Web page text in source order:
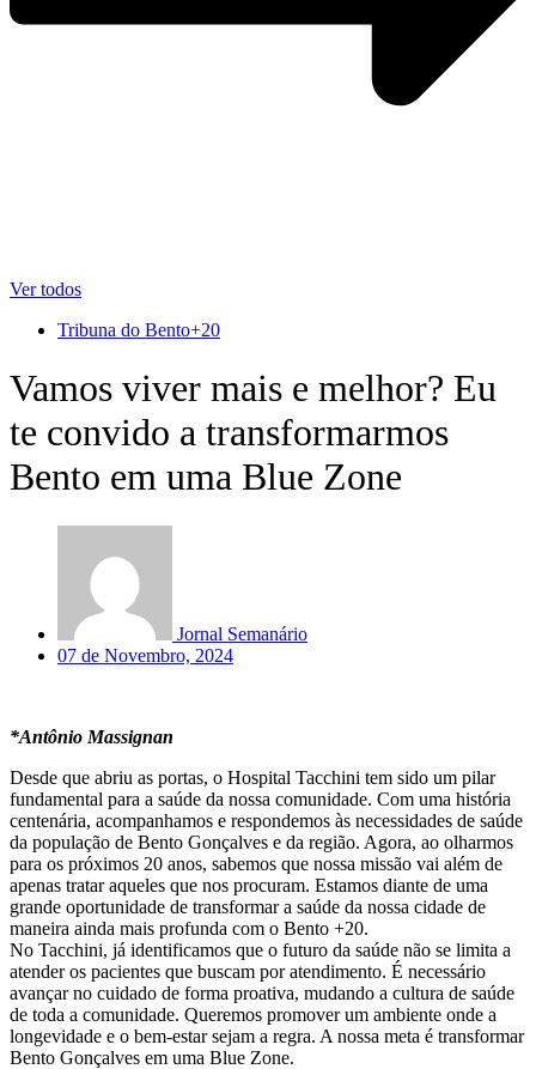
Ver todos
Tribuna do Bento+20
Vamos viver mais e melhor? Eu
te convido a transformarmos
Bento em uma Blue Zone
Jornal Semanário
07 de Novembro, 2024
*Antônio Massignan
Desde que abriu as portas, o Hospital Tacchini tem sido um pilar
fundamental para a saúde da nossa comunidade. Com uma história
centenária, acompanhamos e respondemos às necessidades de saúde
da população de Bento Gonçalves e da região. Agora, ao olharmos
para os próximos 20 anos, sabemos que nossa missão vai além de
apenas tratar aqueles que nos procuram. Estamos diante de uma
grande oportunidade de transformar a saúde da nossa cidade de
maneira ainda mais profunda com o Bento +20.
No Tacchini, já identificamos que o futuro da saúde não se limita a
atender os pacientes que buscam por atendimento. É necessário
avançar no cuidado de forma proativa, mudando a cultura de saúde
de toda a comunidade. Queremos promover um ambiente onde a
longevidade e o bem-estar sejam a regra. A nossa meta é transformar
Bento Gonçalves em uma Blue Zone.